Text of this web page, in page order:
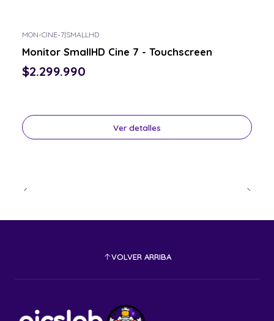
MON-CINE-7|SMALLHD
Monitor SmallHD Cine 7 - Touchscreen
$2.299.990
Ver detalles
VOLVER ARRIBA